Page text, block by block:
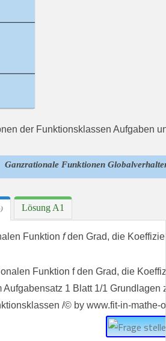
Ganzrationale Funktionen
Lösung A1
Funktion fden Grad, die